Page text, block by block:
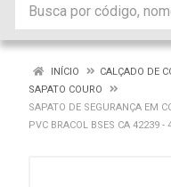
INÍCIO
CALÇADO DE
SAPATO COURO
SAPATO DE SEGURANÇA EM
PVC BRACOL BSES CA 42239 -